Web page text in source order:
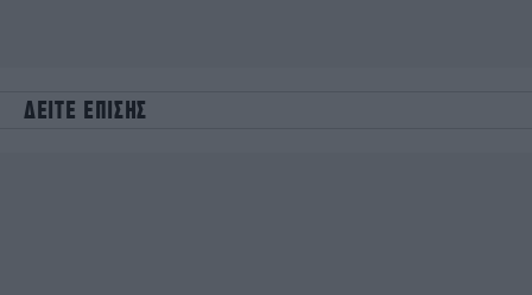
ΔΕΙΤΕ ΕΠΙΣΗΣ